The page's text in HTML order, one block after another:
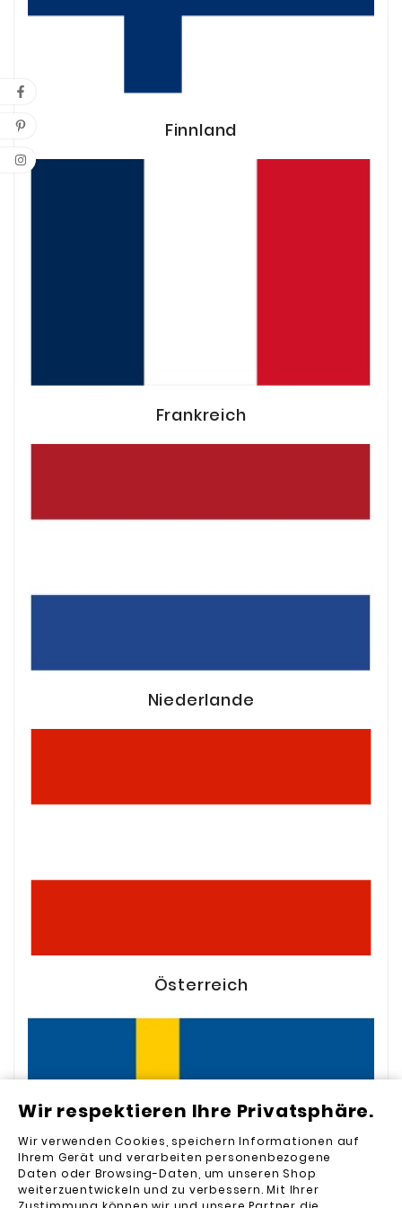
Finnland
Frankreich
Niederlande
Österreich
Wir respektieren Ihre Privatsphäre.
Wir verwenden Cookies, speichern Informationen auf
Ihrem Gerät und verarbeiten personenbezogene
Daten oder Browsing-Daten, um unseren Shop
weiterzuentwickeln und zu verbessern. Mit Ihrer